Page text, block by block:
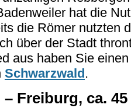
hat die
die Römer nutzten
über der Stadt
aus haben Sie
Schwarzwald .
Freiburg, ca. 45